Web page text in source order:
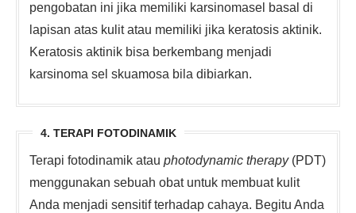
pengobatan ini jika memiliki karsinomasel basal di
lapisan atas kulit atau memiliki jika keratosis aktinik.
Keratosis aktinik bisa berkembang menjadi
karsinoma sel skuamosa bila dibiarkan.
4. TERAPI FOTODINAMIK
Terapi fotodinamik atau photodynamic therapy (PDT)
menggunakan sebuah obat untuk membuat kulit
Anda menjadi sensitif terhadap cahaya. Begitu Anda